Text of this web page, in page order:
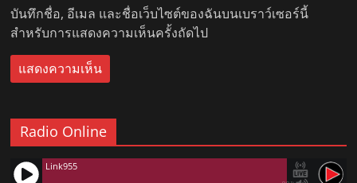
บันทึกชื่อ, อีเมล และชื่อเว็บไซต์ของฉันบนเบราว์เซอร์นี้
สำหรับการแสดงความเห็นครั้งถัดไป
Radio Online
Link955